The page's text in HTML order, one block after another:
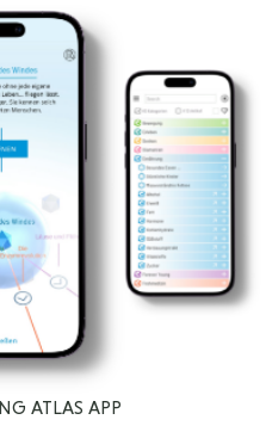
ATLAS APP